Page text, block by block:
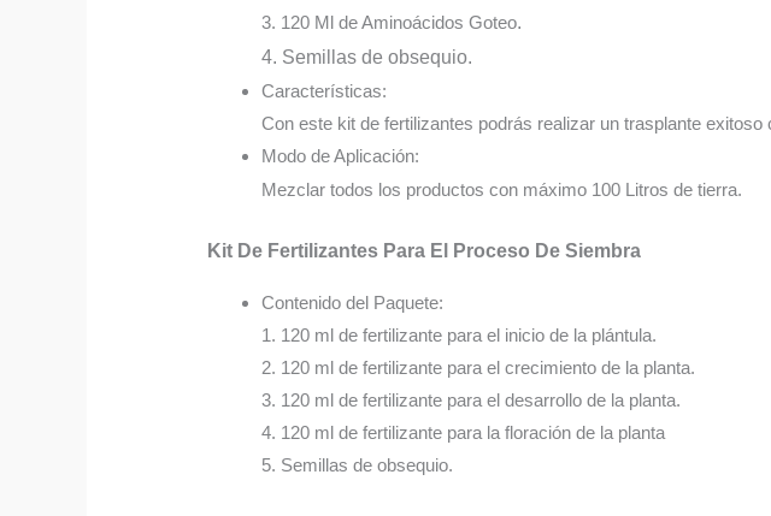
3. 120 Ml de Aminoácidos Goteo.
4. Semillas de obsequio.
Características:
Con este kit de fertilizantes podrás realizar un trasplante exitoso
Modo de Aplicación:
Mezclar todos los productos con máximo 100 Litros de tierra.
Kit De Fertilizantes Para El Proceso De Siembra
Contenido del Paquete:
1. 120 ml de fertilizante para el inicio de la plántula.
2. 120 ml de fertilizante para el crecimiento de la planta.
3. 120 ml de fertilizante para el desarrollo de la planta.
4. 120 ml de fertilizante para la floración de la planta
5. Semillas de obsequio.